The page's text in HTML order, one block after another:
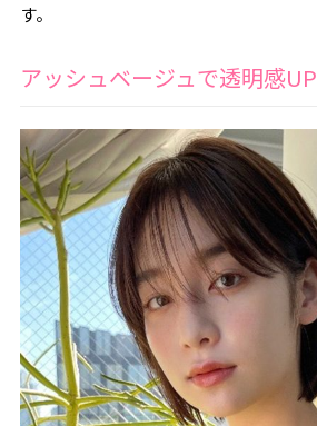
す。
アッシュベージュで透明感UP